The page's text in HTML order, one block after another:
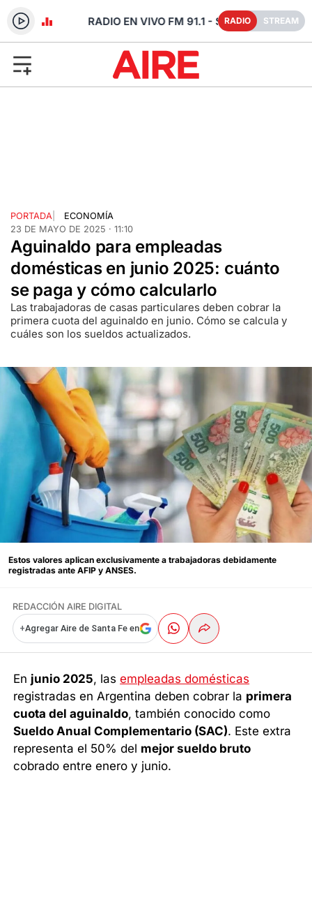
FE RADIO STREAM
PORTADA
ECONOMÍA
23 DE MAYO DE 2025 · 11:10
Aguinaldo para empleadas
domésticas en junio 2025: cuánto
se paga y cómo calcularlo
Las trabajadoras de casas particulares deben cobrar la
primera cuota del aguinaldo en junio. Cómo se calcula y
cuáles son los sueldos actualizados.
Estos valores aplican exclusivamente a trabajadoras debidamente
registradas ante AFIP y ANSES.
REDACCIÓN AIRE DIGITAL
+Agregar Aire de Santa Fe en
En junio 2025, lasempleadas domésticas
registradas en Argentina deben cobrar la primera
cuota del aguinaldo, también conocido como
Sueldo Anual Complementario (SAC). Este extra
representa el 50% del mejor sueldo bruto
cobrado entre enero y junio.